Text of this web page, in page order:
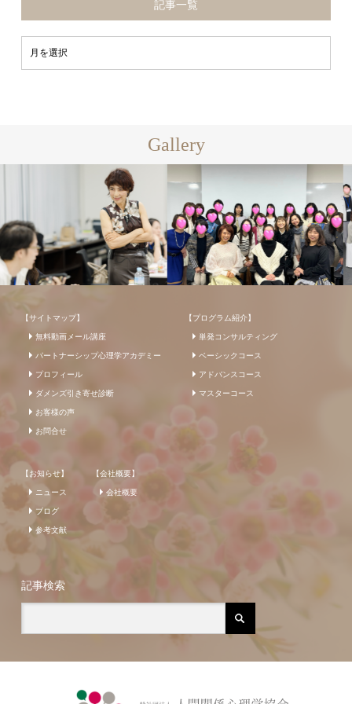
記事一覧
Gallery
【サイトマップ】
無料動画メール講座
パートナーシップ心理学アカデミー
プロフィール
ダメンズ引き寄せ診断
お客様の声
お問合せ
【プログラム紹介】
単発コンサルティング
ベーシックコース
アドバンスコース
マスターコース
【お知らせ】
ニュース
ブログ
参考文献
【会社概要】
会社概要
記事検索